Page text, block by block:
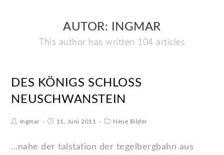
AUTOR: INGMAR
This author has written 104 articles
DES KÖNIGS SCHLOSS
NEUSCHWANSTEIN
Ingmar 11. Juni 2011 Neue Bilder
...nahe der talstation der tegelbergbahn aus